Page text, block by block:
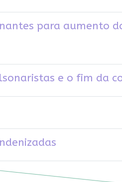
para aumento
e o fim da